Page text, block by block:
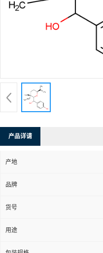
产品详请
产地
品牌
货号
用途